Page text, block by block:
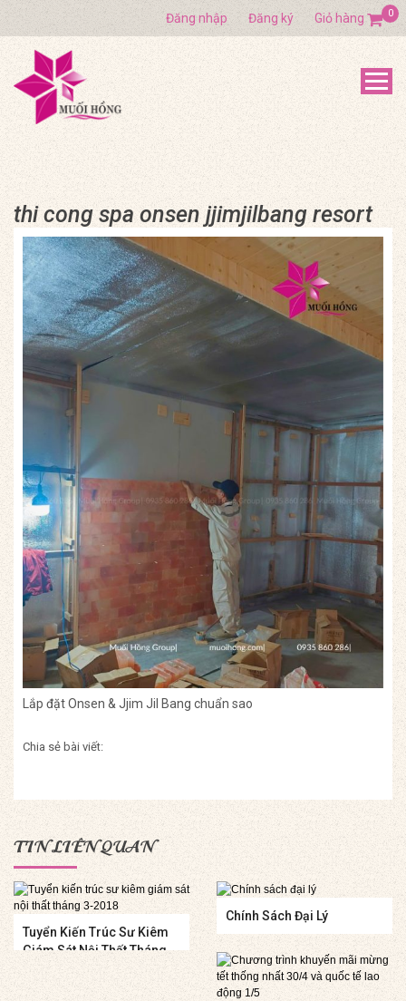
Đăng nhập Đăng ký Giỏ hàng 0
thi cong spa onsen jjimjilbang resort
Lắp đặt Onsen & Jjim Jil Bang chuẩn sao
Chia sẻ bài viết:
TIN LIÊN QUAN
Tuyển Kiến Trúc Sư Kiêm
Giám Sát Nội Thất Tháng
3-2018
Chính Sách Đại Lý